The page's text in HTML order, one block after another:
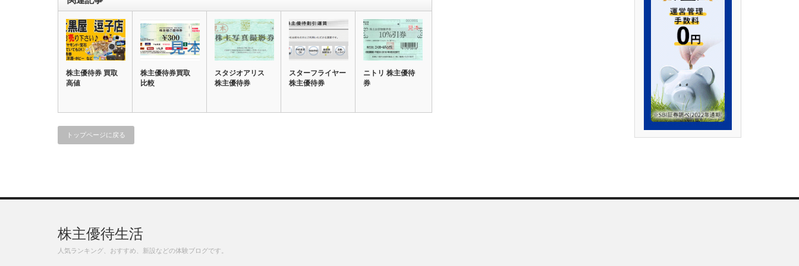
株主優待券 買取
高値
株主優待券買取
比較
スタジオアリス
株主優待券
スターフライヤー
株主優待券
ニトリ 株主優待
券
トップページに戻る
株主優待生活
人気ランキング、おすすめ、新設などの体験ブログです。